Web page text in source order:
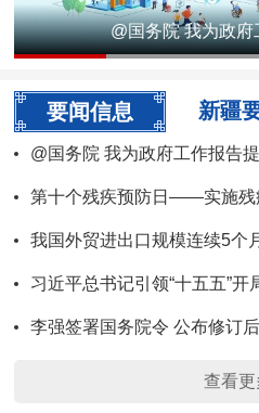
@国务院 我为政
要闻信息 新疆
@国务院 我为政府工作报告
第十个残疾预防日——实施残疾预防行
我国外贸进出口规模连续5个
习近平总书记引领“十五五”开局
李强签署国务院令 公布修订后的《集成
查看更